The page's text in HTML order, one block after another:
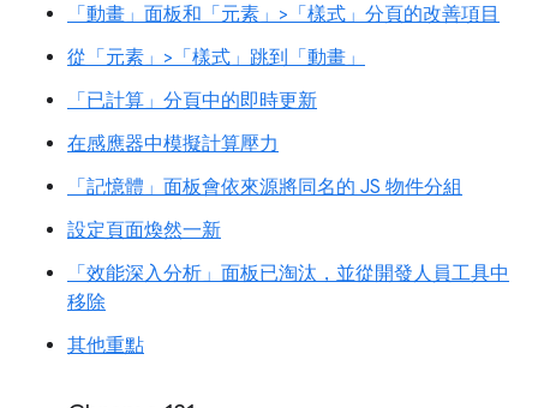
「動畫」面板和「元素」>「樣式」分頁的改善項目
從「元素」>「樣式」跳到「動畫」
「已計算」分頁中的即時更新
在感應器中模擬計算壓力
「記憶體」面板會依來源將同名的 JS 物件分組
設定頁面煥然一新
「效能深入分析」面板已淘汰，並從開發人員工具中
移除
其他重點